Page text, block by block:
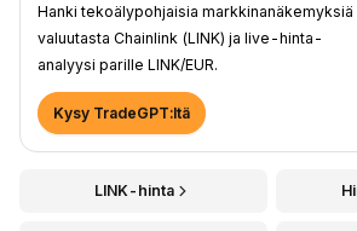
Hanki tekoälypohjaisia markkinanäkemyksiä
valuutasta Chainlink (LINK) ja live-hinta-
analyysi parille LINK/EUR.
Kysy TradeGPT:ltä
LINK-hinta